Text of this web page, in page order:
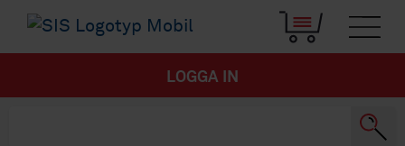
LOGGA IN